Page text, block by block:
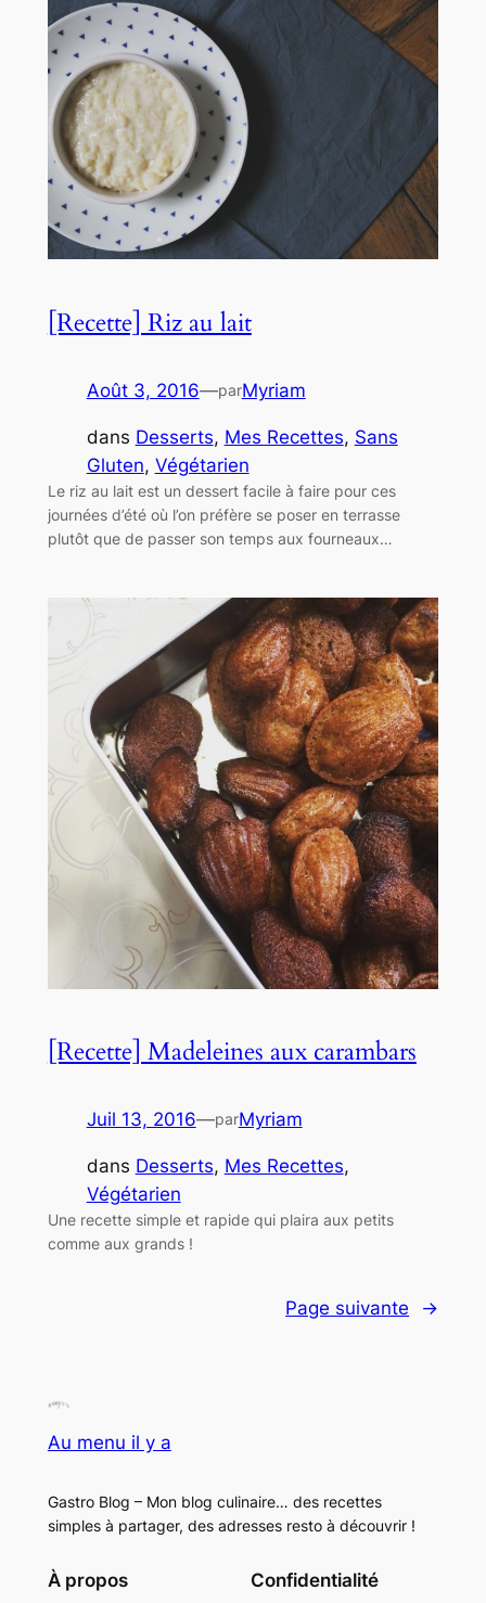
[Recette] Riz au lait
Août 3, 2016—parMyriam
dans Desserts, Mes Recettes, Sans
Gluten, Végétarien
Le riz au lait est un dessert facile à faire pour ces
journées d’été où l’on préfère se poser en terrasse
plutôt que de passer son temps aux fourneaux…
[Recette] Madeleines aux carambars
Juil 13, 2016—parMyriam
dans Desserts, Mes Recettes
Végétarien
Une recette simple et rapide qui plaira aux petits
comme aux grands !
Page suivante →
Au menu il y a
Gastro Blog – Mon blog culinaire… des recettes
simples à partager, des adresses resto à découvrir !
À propos Confidentialité